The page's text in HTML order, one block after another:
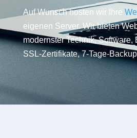
Auf Wunsch hosten wir Ihre
eigenen Server. Wir bieten
modernster Technik, Software,
SSL-Zertifikate, 7-Tage-